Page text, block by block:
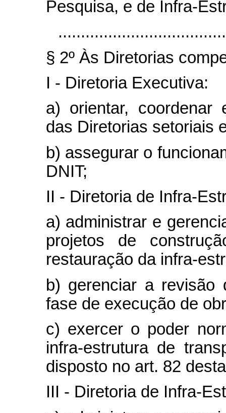
Pesquisa, e de Infra-
§ 2º Às Diretorias
I - Diretoria Executiva:
a) orientar, coordenar
das Diretorias setoriais
b) assegurar o
DNIT;
II - Diretoria de Infra-
a) administrar e
projetos de
restauração da infra-
b) gerenciar a revisão
fase de execução de
c) exercer o poder
infra-estrutura de
disposto no art. 82
III - Diretoria de Infra-